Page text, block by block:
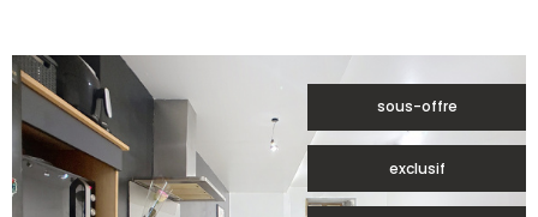
sous-offre
exclusif